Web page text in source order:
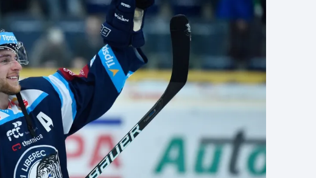
Moderní pětiboj
Motorsport
Olympijské hry
Parasport
Plavání
Plážový volejbal
Triatlon
Veslování
Vodní slalom
Volejbal